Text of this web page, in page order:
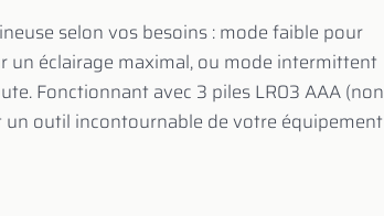
selon vos besoins : mode faible pour
éclairage maximal, ou mode intermittent
Fonctionnant avec 3 piles LR03 AAA (non
outil incontournable de votre équipement